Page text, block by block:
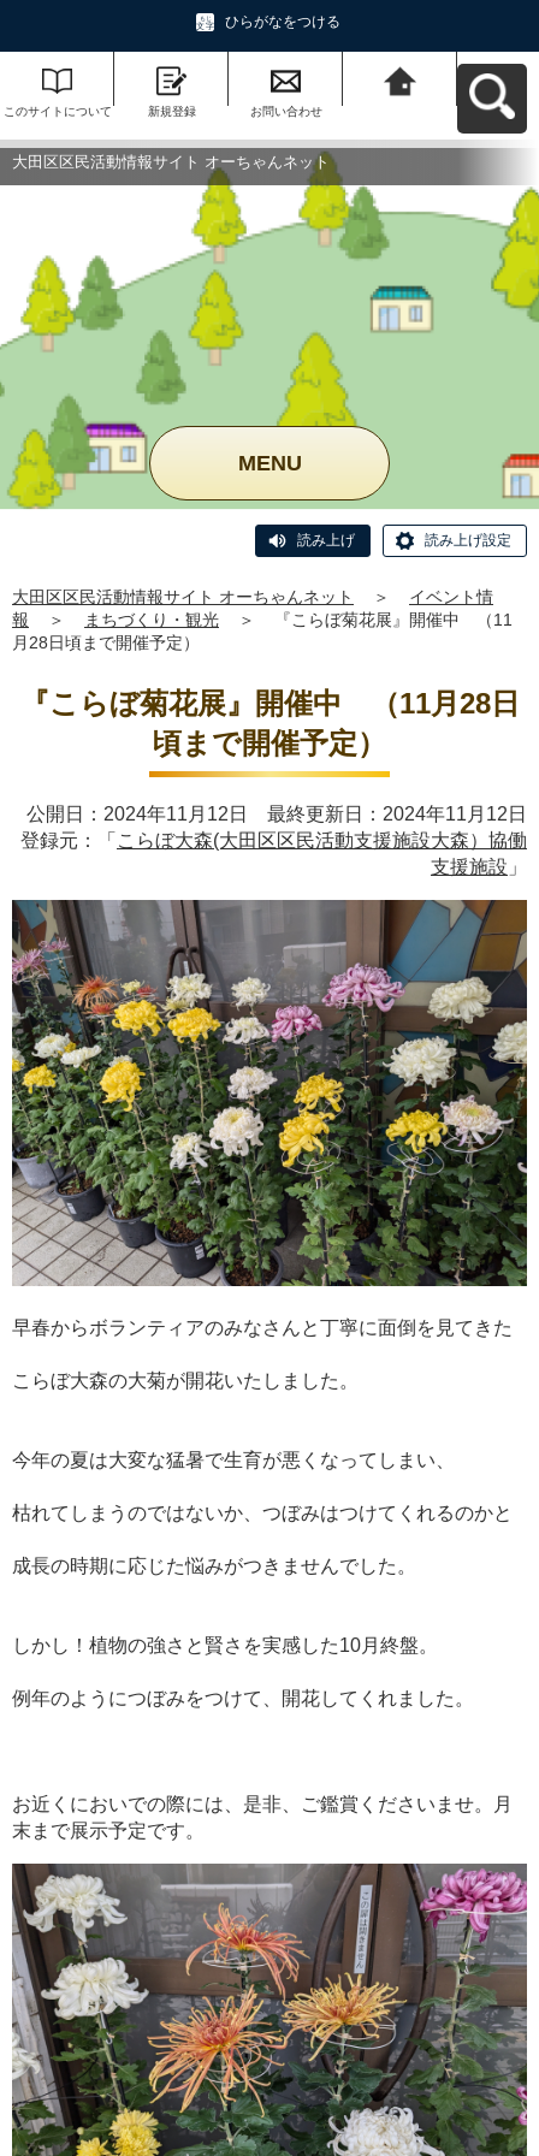
ひらがなをつける
このサイトについて 新規登録 お問い合わせ
ットへ戻る
大田区区民活動情報サイト オーちゃんネット
MENU
読み上げ 読み上げ設定
大田区区民活動情報サイト オーちゃんネット ＞
イベント情
報
＞ まちづくり・観光 ＞
『こらぼ菊花展』開催中 （11
月28日頃まで開催予定）
『こらぼ菊花展』開催中 （11月28日
頃まで開催予定）
公開日：2024年11月12日 最終更新日：2024年11月12日
登録元：「 こらぼ大森(大田区区民活動支援施設大森）協働
支援施設 」
早春からボランティアのみなさんと丁寧に面倒を見てきた
こらぼ大森の大菊が開花いたしました。
今年の夏は大変な猛暑で生育が悪くなってしまい、
枯れてしまうのではないか、つぼみはつけてくれるのかと
成長の時期に応じた悩みがつきませんでした。
しかし！植物の強さと賢さを実感した10月終盤。
例年のようにつぼみをつけて、開花してくれました。
お近くにおいでの際には、是非、ご鑑賞くださいませ。月
末まで展示予定です。